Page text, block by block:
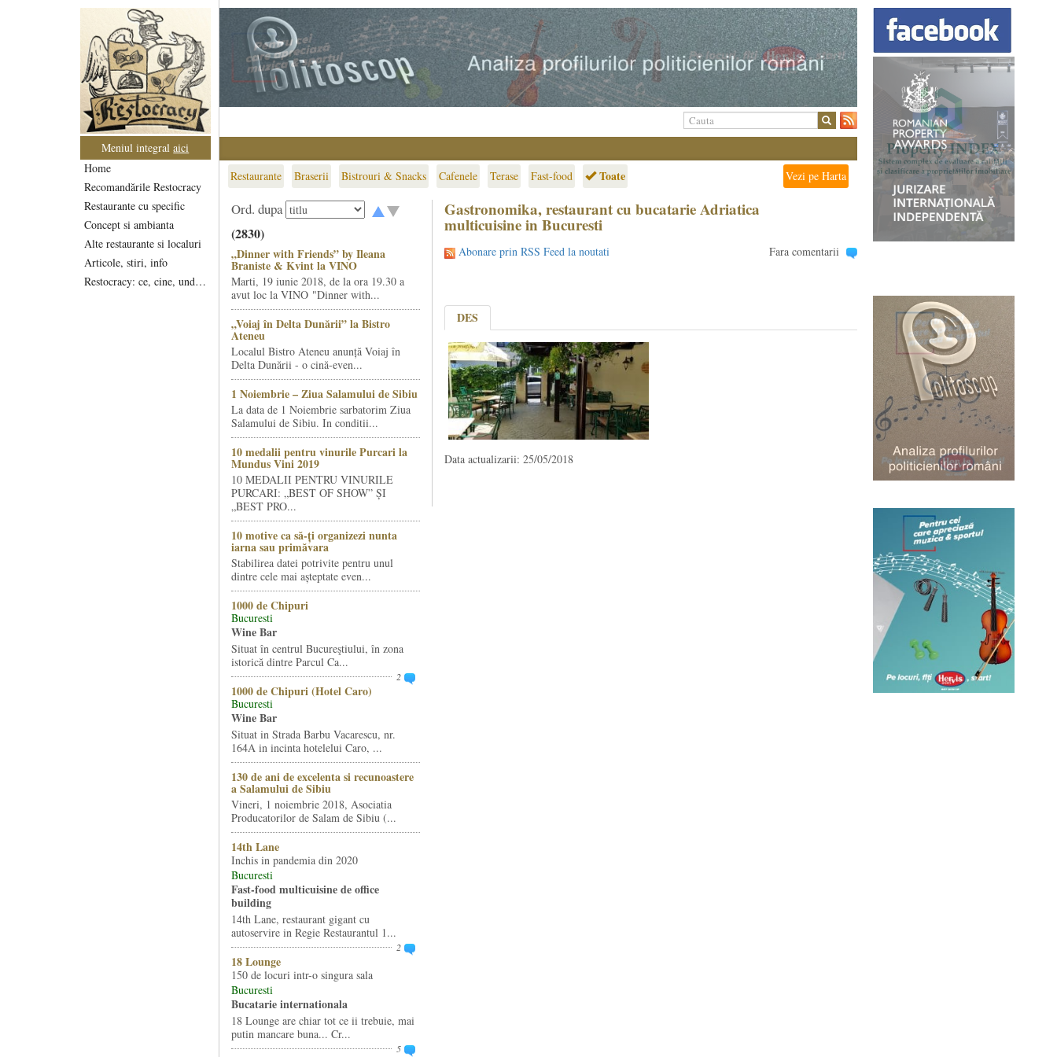
Meniul integralaici
Home
Recomandările Restocracy
Restaurante cu specific
Concept si ambianta
Alte restaurante si localuri
Articole, stiri, info
Restocracy: ce, cine, unde...
Restaurante Braserii Bistrouri & Snacks Cafenele Terase Fast-food Toate Vezi pe Harta
Ord. dupa
(2830)
„Dinner with Friends” by Ileana
Braniste & Kvint la VINO
Marti, 19 iunie 2018, de la ora 19.30 a
avut loc la VINO "Dinner with...
„Voiaj în Delta Dunării” la Bistro
Ateneu
Localul Bistro Ateneu anunță Voiaj în
Delta Dunării - o cină-even...
1 Noiembrie – Ziua Salamului de Sibiu
La data de 1 Noiembrie sarbatorim Ziua
Salamului de Sibiu. In conditii...
10 medalii pentru vinurile Purcari la
Mundus Vini 2019
10 MEDALII PENTRU VINURILE
PURCARI: „BEST OF SHOW” ȘI
„BEST PRO...
10 motive ca să-ți organizezi nunta
iarna sau primăvara
Stabilirea datei potrivite pentru unul
dintre cele mai așteptate even...
1000 de Chipuri
Bucuresti
Wine Bar
Situat în centrul Bucureştiului, în zona
istorică dintre Parcul Ca...
2
1000 de Chipuri (Hotel Caro)
Bucuresti
Wine Bar
Situat in Strada Barbu Vacarescu, nr.
164A in incinta hotelelui Caro, ...
130 de ani de excelenta si recunoastere
a Salamului de Sibiu
Vineri, 1 noiembrie 2018, Asociatia
Producatorilor de Salam de Sibiu (...
14th Lane
Inchis in pandemia din 2020
Bucuresti
Fast-food multicuisine de office
building
14th Lane, restaurant gigant cu
autoservire in Regie Restaurantul 1...
2
18 Lounge
150 de locuri intr-o singura sala
Bucuresti
Bucatarie internationala
18 Lounge are chiar tot ce ii trebuie, mai
putin mancare buna... Cr...
5
Gastronomika, restaurant cu bucatarie Adriatica
multicuisine in Bucuresti
Abonare prin RSS Feed la noutati Fara comentarii
DES
Data actualizarii: 25/05/2018